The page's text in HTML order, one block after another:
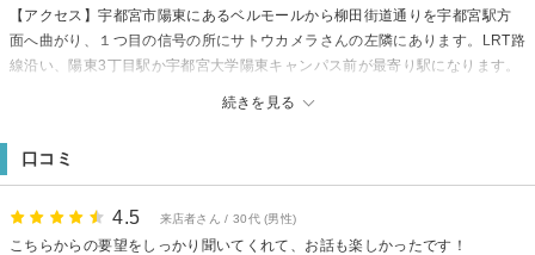
続きを見る
【アクセス】宇都宮市陽東にあるベルモールから柳田街道通りを宇都宮駅方
面へ曲がり、１つ目の信号の所にサトウカメラさんの左隣にあります。LRT路
線沿い、陽東3丁目駅か宇都宮大学陽東キャンパス前が最寄り駅になります。
新4号を真っ直ぐ来ていただければアクセスもしやすいです。）[宇都宮・陽
【駐車場】約9台有り
【備考】新型コロナウイルス感染拡大防止対策として、当面の間ドリンクの
提供を中止させて頂いております。ご協力の程、宜しくお願い致します。
【Hair design D. ulu宇都宮】
口コミ
4.5 来店者さん / 30代 (男性)
こちらからの要望をしっかり聞いてくれて、お話も楽しかったです！